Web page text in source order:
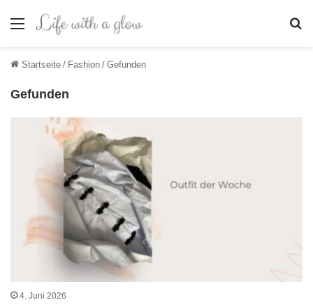
Menü
Startseite / Fashion / Gefunden
Gefunden
4. Juni 2026